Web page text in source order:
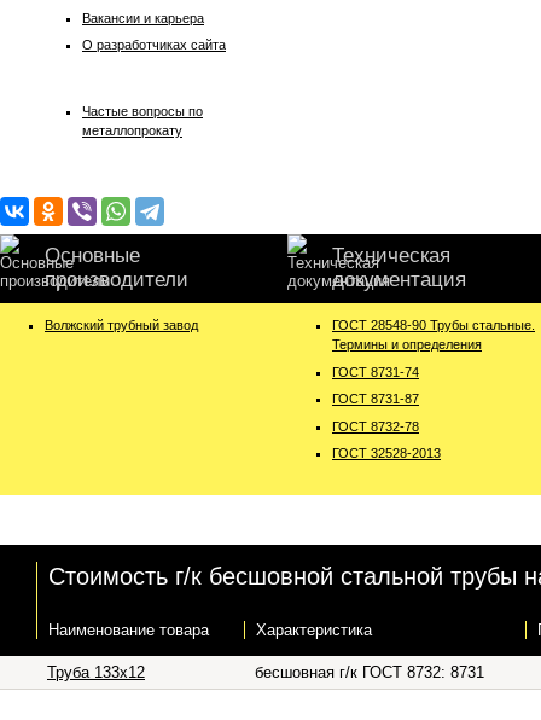
Вакансии и карьера
О разработчиках сайта
Частые вопросы по
металлопрокату
Основные
производители
Техническая
документация
Волжский трубный завод
ГОСТ 28548-90 Трубы стальные.
Термины и определения
ГОСТ 8731-74
ГОСТ 8731-87
ГОСТ 8732-78
ГОСТ 32528-2013
Стоимость г/к бесшовной стальной трубы
Наименование товара Характеристика
Труба 133х12 бесшовная г/к ГОСТ 8732: 8731